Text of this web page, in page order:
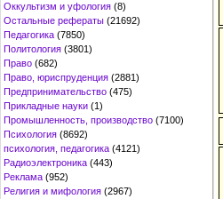
Оккультизм и уфология (8)
Остальные рефераты (21692)
Педагогика (7850)
Политология (3801)
Право (682)
Право, юриспруденция (2881)
Предпринимательство (475)
Прикладные науки (1)
Промышленность, производство (7100)
Психология (8692)
психология, педагогика (4121)
Радиоэлектроника (443)
Реклама (952)
Религия и мифология (2967)